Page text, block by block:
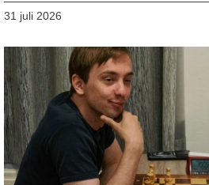
31 juli 2026